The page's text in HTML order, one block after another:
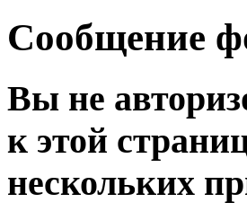
Сообщение
Вы не
к этой
нескольких